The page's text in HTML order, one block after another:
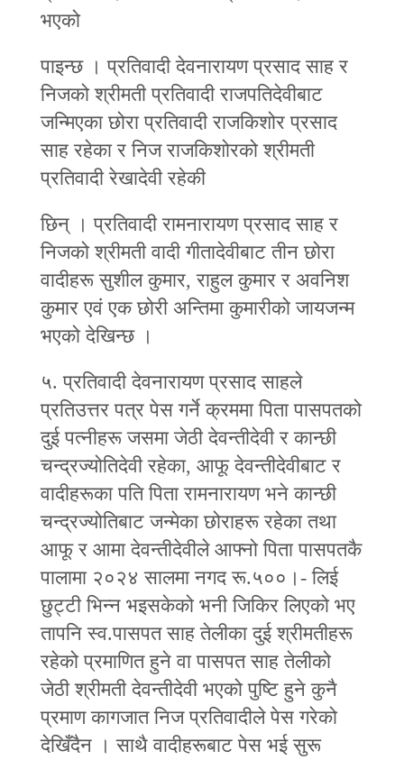
भएको
पाइन्छ । प्रतिवादी देवनारायण प्रसाद साह र
निजको श्रीमती प्रतिवादी राजपतिदेवीबाट
जन्मिएका छोरा प्रतिवादी राजकिशोर प्रसाद
साह रहेका र निज राजकिशोरको श्रीमती
प्रतिवादी रेखादेवी रहेकी
छिन् । प्रतिवादी रामनारायण प्रसाद साह र
निजको श्रीमती वादी गीतादेवीबाट तीन छोरा
वादीहरू सुशील कुमार, राहुल कुमार र अवनिश
कुमार एवं एक छोरी अन्तिमा कुमारीको जायजन्म
भएको देखिन्छ ।
५. प्रतिवादी देवनारायण प्रसाद साहले
प्रतिउत्तर पत्र पेस गर्ने क्रममा पिता पासपतको
दुई पत्‍नीहरू जसमा जेठी देवन्तीदेवी र कान्छी
चन्द्रज्योतिदेवी रहेका, आफू देवन्तीदेवीबाट र
वादीहरूका पति पिता रामनारायण भने कान्छी
चन्द्रज्योतिबाट जन्मेका छोराहरू रहेका तथा
आफू र आमा देवन्तीदेवीले आफ्नो पिता पासपतकै
पालामा २०२४ सालमा नगद रू.५००।- लिई
छुट्‍टी भिन्‍न भइसकेको भनी जिकिर लिएको भए
तापनि स्व.पासपत साह तेलीका दुई श्रीमतीहरू
रहेको प्रमाणित हुने वा पासपत साह तेलीको
जेठी श्रीमती देवन्तीदेवी भएको पुष्टि हुने कुनै
प्रमाण कागजात निज प्रतिवादीले पेस गरेको
देखिँदैन । साथै वादीहरूबाट पेस भई सुरू